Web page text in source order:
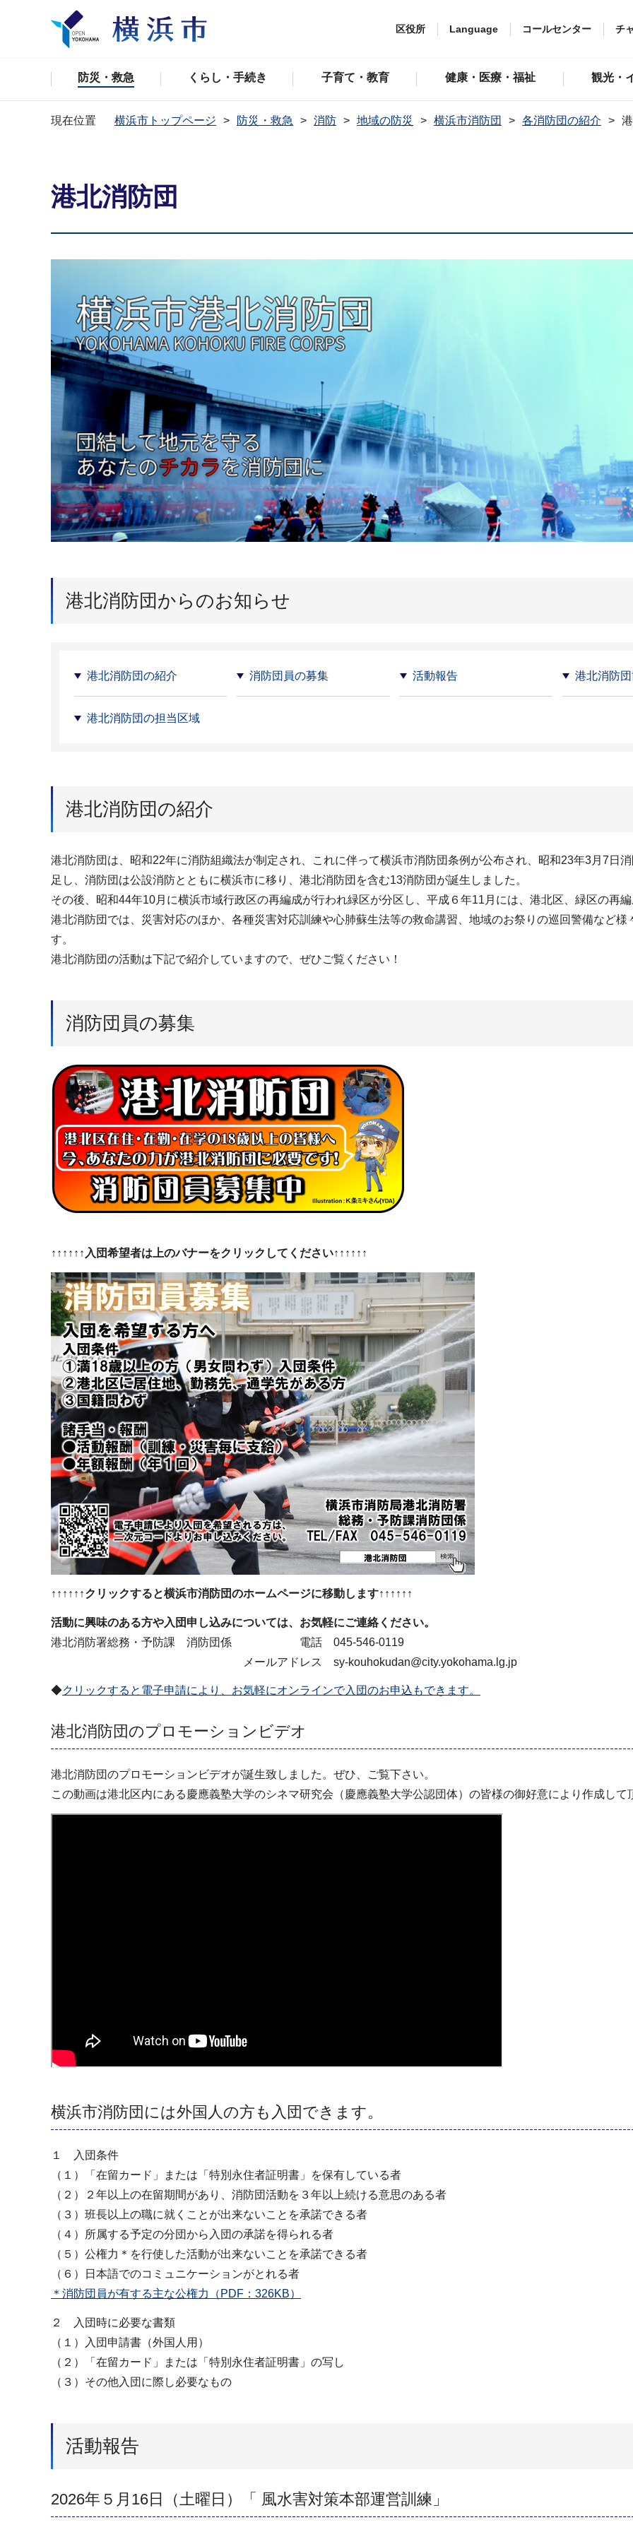
区役所 Language コールセンター チ
防災・救急 くらし・手続き 子育て・教育 健康・医療・福祉 観光・
現在位置 横浜市トップページ 防災・救急 消防 地域の防災 横浜市消防団 各消防団の紹介
港北消防団
港北消防団からのお知らせ
港北消防団の紹介 消防団員の募集 活動報告 港北消防
港北消防団の担当区域
港北消防団の紹介
港北消防団は、昭和22年に消防組織法が制定され、これに伴って横浜市消防団条例が公布され、昭和23年3月7日
足し、消防団は公設消防とともに横浜市に移り、港北消防団を含む13消防団が誕生しました。
その後、昭和44年10月に横浜市域行政区の再編成が行われ緑区が分区し、平成６年11月には、港北区、緑区の再
港北消防団では、災害対応のほか、各種災害対応訓練や心肺蘇生法等の救命講習、地域のお祭りの巡回警備など
す。
港北消防団の活動は下記で紹介していますので、ぜひご覧ください！
消防団員の募集
↑↑↑↑↑↑入団希望者は上のバナーをクリックしてください↑↑↑↑↑↑
↑↑↑↑↑↑クリックすると横浜市消防団のホームページに移動します↑↑↑↑↑↑
活動に興味のある方や入団申し込みについては、お気軽にご連絡ください。
港北消防署総務・予防課 消防団係 電話 045-546-0119
メールアドレス sy-kouhokudan@city.yokohama.lg.jp
◆クリックすると電子申請により、お気軽にオンラインで入団のお申込もできます。
港北消防団のプロモーションビデオ
港北消防団のプロモーションビデオが誕生致しました。ぜひ、ご覧下さい。
この動画は港北区内にある慶應義塾大学のシネマ研究会（慶應義塾大学公認団体）の皆様の御好意により作成して
横浜市消防団には外国人の方も入団できます。
１ 入団条件
（１）「在留カード」または「特別永住者証明書」を保有している者
（２）２年以上の在留期間があり、消防団活動を３年以上続ける意思のある者
（３）班長以上の職に就くことが出来ないことを承諾できる者
（４）所属する予定の分団から入団の承諾を得られる者
（５）公権力＊を行使した活動が出来ないことを承諾できる者
（６）日本語でのコミュニケーションがとれる者
＊消防団員が有する主な公権力（PDF：326KB）
２ 入団時に必要な書類
（１）入団申請書（外国人用）
（２）「在留カード」または「特別永住者証明書」の写し
（３）その他入団に際し必要なもの
活動報告
2026年５月16日（土曜日）「 風水害対策本部運営訓練」